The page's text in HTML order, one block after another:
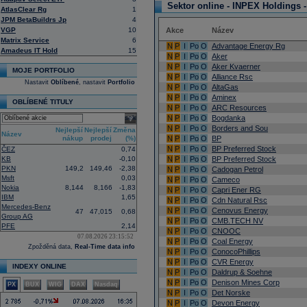
AtlasClear Rg
1
JPM BetaBuildrs Jp
4
VGP
10
Matrix Service
6
Amadeus IT Hold
15
MOJE PORTFOLIO
Nastavit Oblíbené, nastavit Portfolio
OBLÍBENÉ TITULY
select
Název
Nejlepší
nákup
Nejlepší
prodej
Změna
(%)
ČEZ
0,74
KB
-0,10
PKN
149,2 149,46
-2,38
Msft
0,03
Nokia
8,144 8,166
-1,83
IBM
1,65
Mercedes-Benz
Group AG
47 47,015
0,68
PFE
2,14
07.08.2026 23:15:52
Zpožděná data, Real-Time data info
INDEXY ONLINE
PX BUX WIG DAX Nasdaq
Sektor online - INPEX Holdings
Akce
Název
N P I Po O
Advantage Energy Rg
N P I Po O
Aker
N P I Po O
Aker Kvaerner
N P I Po O
Alliance Rsc
N P I Po O
AltaGas
N P I Po O
Aminex
N P I Po O
ARC Resources
N P I Po O
Bogdanka
N P I Po O
Borders and Sou
N P I Po O
BP
N P I Po O
BP Preferred Stock
N P I Po O
BP Preferred Stock
N P I Po O
Cadogan Petrol
N P I Po O
Cameco
N P I Po O
Capri Ener RG
N P I Po O
Cdn Natural Rsc
N P I Po O
Cenovus Energy
N P I Po O
CMB.TECH NV
N P I Po O
CNOOC
N P I Po O
Coal Energy
N P I Po O
ConocoPhillips
N P I Po O
CVR Energy
N P I Po O
Daldrup & Soehne
N P I Po O
Denison Mines Corp
N P I Po O
Det Norske
N P I Po O
Devon Energy